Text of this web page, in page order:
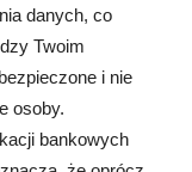
danych, co
Twoim
i nie
osoby.
bankowych